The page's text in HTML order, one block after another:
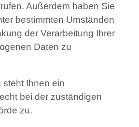
Außerdem haben Sie
bestimmten Umständen
der Verarbeitung Ihrer
Daten zu
steht Ihnen ein
bei der zuständigen
zu.